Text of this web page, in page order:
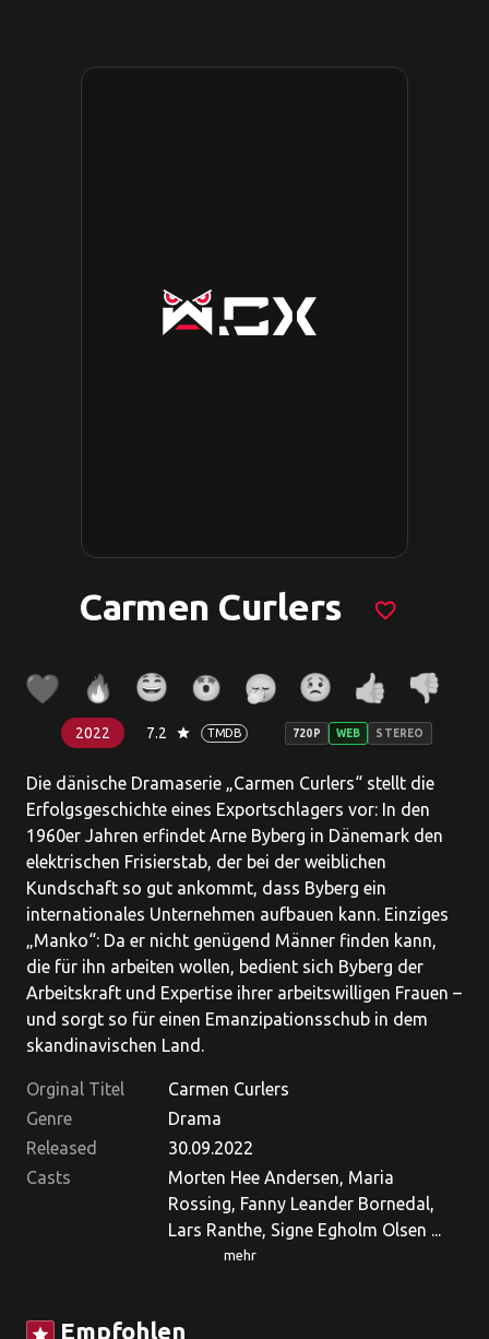
Carmen Curlers favorite_border
2022 7.2 star TMDB 720P WEB STEREO
Die dänische Dramaserie „Carmen Curlers“ stellt die
Erfolgsgeschichte eines Exportschlagers vor: In den
1960er Jahren erfindet Arne Byberg in Dänemark den
elektrischen Frisierstab, der bei der weiblichen
Kundschaft so gut ankommt, dass Byberg ein
internationales Unternehmen aufbauen kann. Einziges
„Manko“: Da er nicht genügend Männer finden kann,
die für ihn arbeiten wollen, bedient sich Byberg der
Arbeitskraft und Expertise ihrer arbeitswilligen Frauen –
und sorgt so für einen Emanzipationsschub in dem
skandinavischen Land.
Orginal Titel
Carmen Curlers
Genre
Drama
Released
30.09.2022
Casts
Morten Hee Andersen, Maria
Rossing, Fanny Leander Bornedal,
Lars Ranthe, Signe Egholm Olsen ...
mehr
star Empfohlen